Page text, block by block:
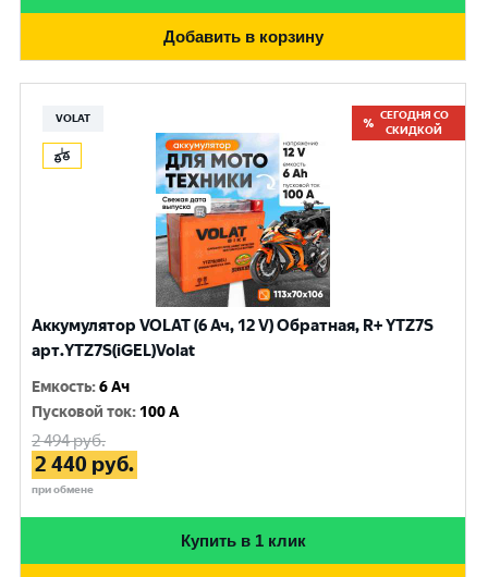
Добавить в корзину
VOLAT
СЕГОДНЯ СО
СКИДКОЙ
Аккумулятор VOLAT (6 Ач, 12 V) Обратная, R+ YTZ7S
арт.YTZ7S(iGEL)Volat
Емкость:6 Ач
Пусковой ток: 100 A
2 494руб.
2 440 руб.
при обмене
Купить в 1 клик